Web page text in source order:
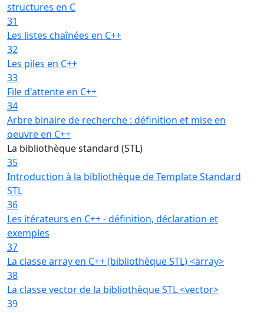
structures en C
31
Les listes chaînées en C++
32
Les piles en C++
33
File d'attente en C++
34
Arbre binaire de recherche : définition et mise en
oeuvre en C++
La bibliothèque standard (STL)
35
Introduction à la bibliothèque de Template Standard
STL
36
Les itérateurs en C++ - définition, déclaration et
exemples
37
La classe array en C++ (bibliothèque STL) <array>
38
La classe vector de la bibliothèque STL <vector>
39